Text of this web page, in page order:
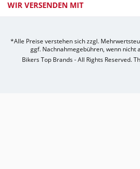
WIR VERSENDEN MIT
*Alle Preise verstehen sich zzgl.
ggf. Nachnahmegebühren, wenn nicht
Bikers Top Brands - All Rights Reserved.